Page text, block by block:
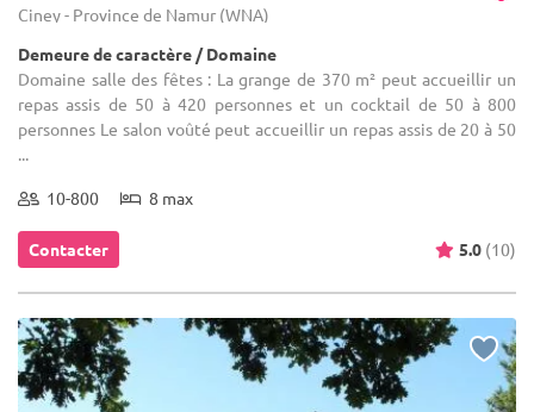
Ciney - Province de Namur (WNA)
Demeure de caractère / Domaine
Domaine salle des fêtes : La grange de 370 m² peut accueillir un
repas assis de 50 à 420 personnes et un cocktail de 50 à 800
personnes Le salon voûté peut accueillir un repas assis de 20 à 50
...
10-800 8 max
Contacter 5.0 (10)